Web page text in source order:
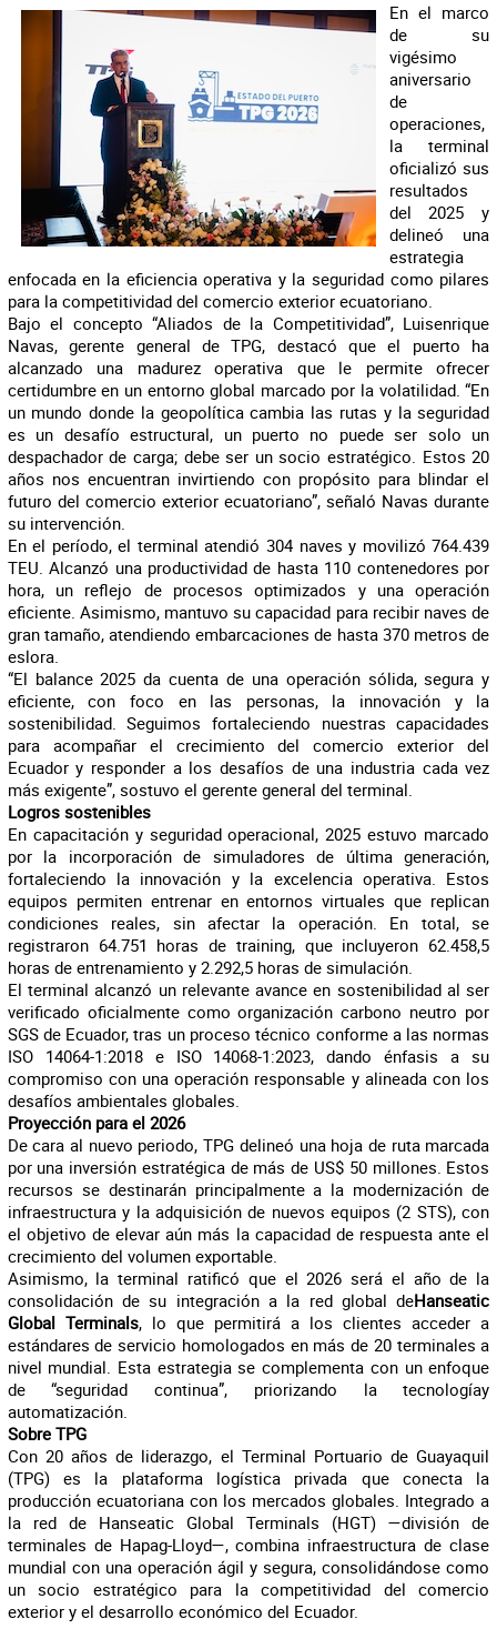
En el marco
de su
vigésimo
aniversario
de
operaciones,
la terminal
oficializó sus
resultados
del 2025 y
delineó una
estrategia
enfocada en la eficiencia operativa y la seguridad como pilares
para la competitividad del comercio exterior ecuatoriano.
Bajo el concepto “Aliados de la Competitividad”, Luisenrique
Navas, gerente general de TPG, destacó que el puerto ha
alcanzado una madurez operativa que le permite ofrecer
certidumbre en un entorno global marcado por la volatilidad. “En
un mundo donde la geopolítica cambia las rutas y la seguridad
es un desafío estructural, un puerto no puede ser solo un
despachador de carga; debe ser un socio estratégico. Estos 20
años nos encuentran invirtiendo con propósito para blindar el
futuro del comercio exterior ecuatoriano”, señaló Navas durante
su intervención.
En el período, el terminal atendió 304 naves y movilizó 764.439
TEU. Alcanzó una productividad de hasta 110 contenedores por
hora, un reflejo de procesos optimizados y una operación
eficiente. Asimismo, mantuvo su capacidad para recibir naves de
gran tamaño, atendiendo embarcaciones de hasta 370 metros de
eslora.
“El balance 2025 da cuenta de una operación sólida, segura y
eficiente, con foco en las personas, la innovación y la
sostenibilidad. Seguimos fortaleciendo nuestras capacidades
para acompañar el crecimiento del comercio exterior del
Ecuador y responder a los desafíos de una industria cada vez
más exigente”, sostuvo el gerente general del terminal.
Logros sostenibles
En capacitación y seguridad operacional, 2025 estuvo marcado
por la incorporación de simuladores de última generación,
fortaleciendo la innovación y la excelencia operativa. Estos
equipos permiten entrenar en entornos virtuales que replican
condiciones reales, sin afectar la operación. En total, se
registraron 64.751 horas de training, que incluyeron 62.458,5
horas de entrenamiento y 2.292,5 horas de simulación.
El terminal alcanzó un relevante avance en sostenibilidad al ser
verificado oficialmente como organización carbono neutro por
SGS de Ecuador, tras un proceso técnico conforme a las normas
ISO 14064-1:2018 e ISO 14068-1:2023, dando énfasis a su
compromiso con una operación responsable y alineada con los
desafíos ambientales globales.
Proyección para el 2026
De cara al nuevo periodo, TPG delineó una hoja de ruta marcada
por una inversión estratégica de más de US$ 50 millones. Estos
recursos se destinarán principalmente a la modernización de
infraestructura y la adquisición de nuevos equipos (2 STS), con
el objetivo de elevar aún más la capacidad de respuesta ante el
crecimiento del volumen exportable.
Asimismo, la terminal ratificó que el 2026 será el año de la
consolidación de su integración a la red global deHanseatic
Global Terminals, lo que permitirá a los clientes acceder a
estándares de servicio homologados en más de 20 terminales a
nivel mundial. Esta estrategia se complementa con un enfoque
de “seguridad continua”, priorizando la tecnologíay
automatización.
Sobre TPG
Con 20 años de liderazgo, el Terminal Portuario de Guayaquil
(TPG) es la plataforma logística privada que conecta la
producción ecuatoriana con los mercados globales. Integrado a
la red de Hanseatic Global Terminals (HGT) —división de
terminales de Hapag-Lloyd—, combina infraestructura de clase
mundial con una operación ágil y segura, consolidándose como
un socio estratégico para la competitividad del comercio
exterior y el desarrollo económico del Ecuador.